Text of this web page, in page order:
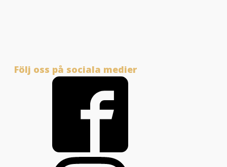
Följ oss på sociala medier